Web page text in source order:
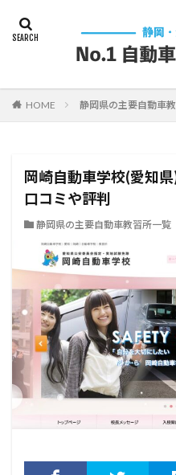
HOME 静岡県の主要自動車
岡崎自動車学校(愛知
口コミや評判
静岡県の主要自動車教習所一覧